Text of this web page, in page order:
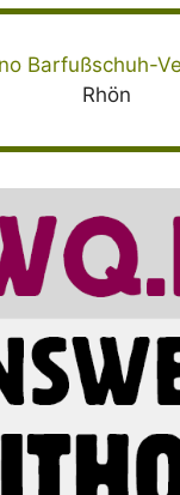
Barfußschuh-
Rhön